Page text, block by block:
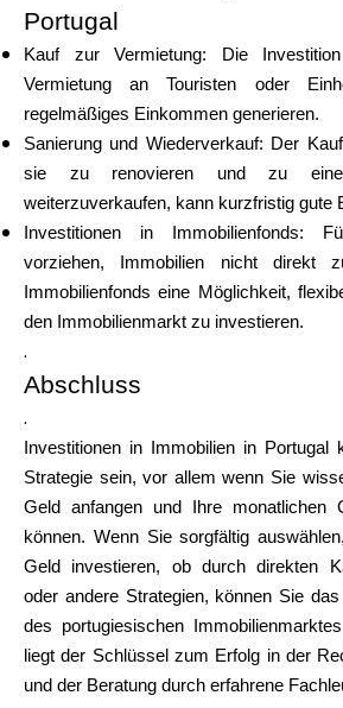
Portugal
Kauf zur Vermietung: Die
Vermietung an Touristen oder
regelmäßiges Einkommen generieren.
Sanierung und Wiederverkauf: Der
sie zu renovieren und zu
weiterzuverkaufen, kann kurzfristig gute
Investitionen in Immobilienfonds:
vorziehen, Immobilien nicht direkt
Immobilienfonds eine Möglichkeit,
den Immobilienmarkt zu investieren.
.
Abschluss
.
Investitionen in Immobilien in Portugal
Strategie sein, vor allem wenn Sie
Geld anfangen und Ihre monatlichen
können. Wenn Sie sorgfältig
Geld investieren, ob durch direkten
oder andere Strategien, können Sie
des portugiesischen
liegt der Schlüssel zum Erfolg in der
und der Beratung durch erfahrene